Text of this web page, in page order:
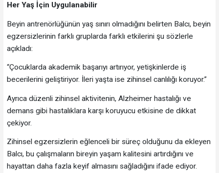
Her Yaş İçin Uygulanabilir
Beyin antrenörlüğünün yaş sınırı olmadığını belirten Balcı, beyin
egzersizlerinin farklı gruplarda farklı etkilerini şu sözlerle
açıkladı:
“Çocuklarda akademik başarıyı artırıyor, yetişkinlerde iş
becerilerini geliştiriyor. İleri yaşta ise zihinsel canlılığı koruyor.”
Ayrıca düzenli zihinsel aktivitenin, Alzheimer hastalığı ve
demans gibi hastalıklara karşı koruyucu etkisine de dikkat
çekiyor.
Zihinsel egzersizlerin eğlenceli bir süreç olduğunu da ekleyen
Balcı, bu çalışmaların bireyin yaşam kalitesini artırdığını ve
hayattan daha fazla keyif almasını sağladığını ifade ediyor.